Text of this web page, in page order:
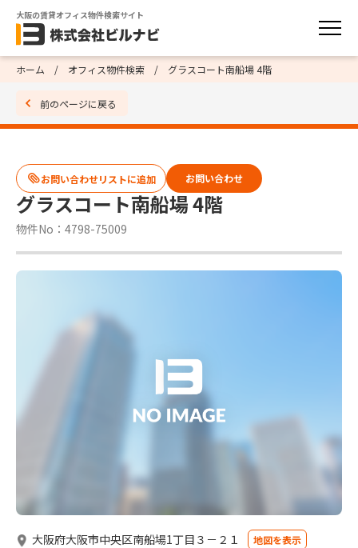
大阪の賃貸オフィス物件検索サイト
ホーム オフィス物件検索 グラスコート南船場 4階
前のページに戻る
グラスコート南船場 4階
物件No：4798-75009
お問い合わせ
大阪府大阪市中央区南船場1丁目３－２１ 地図を表示